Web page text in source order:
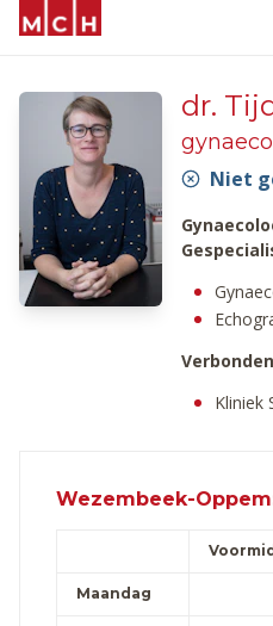
dr.
Niet
Kliniek
Wezembeek-
Maandag